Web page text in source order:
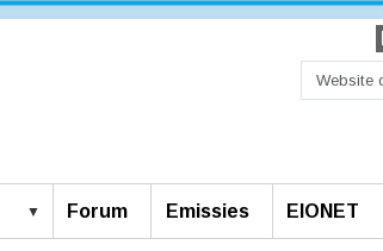
Forum Emissies EIONET